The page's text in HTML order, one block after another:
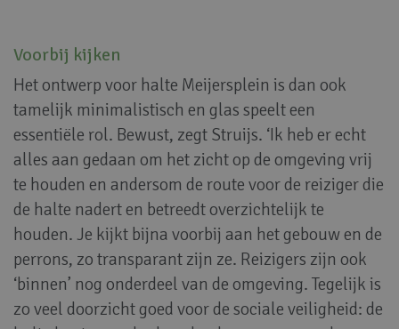
Voorbij kijken
Het ontwerp voor halte Meijersplein is dan ook
tamelijk minimalistisch en glas speelt een
essentiële rol. Bewust, zegt Struijs. ‘Ik heb er echt
alles aan gedaan om het zicht op de omgeving vrij
te houden en andersom de route voor de reiziger die
de halte nadert en betreedt overzichtelijk te
houden. Je kijkt bijna voorbij aan het gebouw en de
perrons, zo transparant zijn ze. Reizigers zijn ook
‘binnen’ nog onderdeel van de omgeving. Tegelijk is
zo veel doorzicht goed voor de sociale veiligheid: de